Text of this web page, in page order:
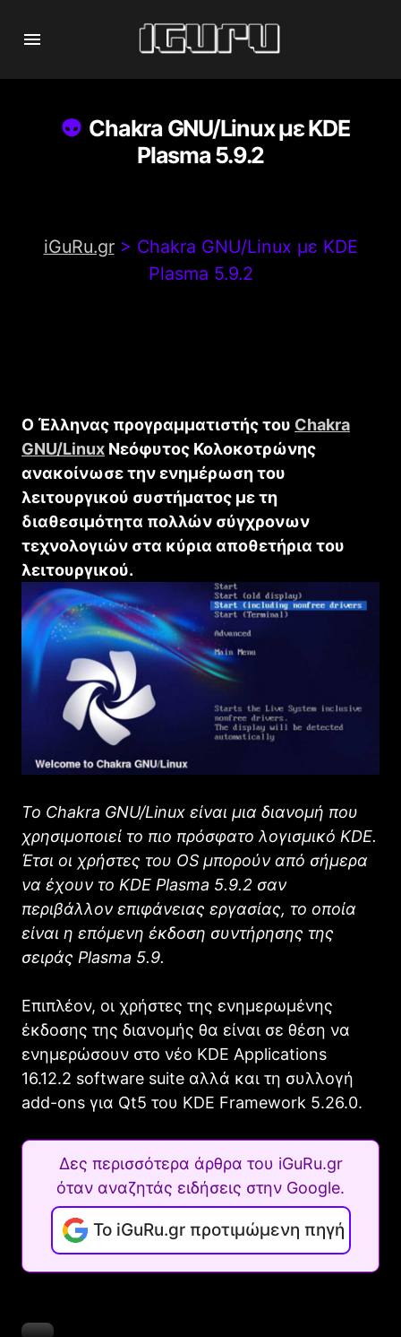
Chakra GNU/Linux με KDE
Plasma 5.9.2
iGuRu.gr> Chakra GNU/Linux με KDE
Plasma 5.9.2
Ο Έλληνας προγραμματιστής του Chakra
GNU/Linux Νεόφυτος Κολοκοτρώνης
ανακοίνωσε την ενημέρωση του
λειτουργικού συστήματος με τη
διαθεσιμότητα πολλών σύγχρονων
τεχνολογιών στα κύρια αποθετήρια του
λειτουργικού.
Το Chakra GNU/Linux είναι μια διανομή που
χρησιμοποιεί το πιο πρόσφατο λογισμικό KDE.
Έτσι οι χρήστες του OS μπορούν από σήμερα
να έχουν το KDE Plasma 5.9.2 σαν
περιβάλλον επιφάνειας εργασίας, το οποία
είναι η επόμενη έκδοση συντήρησης της
σειράς Plasma 5.9.
Επιπλέον, οι χρήστες της ενημερωμένης
έκδοσης της διανομής θα είναι σε θέση να
ενημερώσουν στο νέο KDE Applications
16.12.2 software suite αλλά και τη συλλογή
add-ons για Qt5 του KDE Framework 5.26.0.
Δες περισσότερα άρθρα του iGuRu.gr
όταν αναζητάς ειδήσεις στην Google.
Το iGuRu.gr προτιμώμενη πηγή